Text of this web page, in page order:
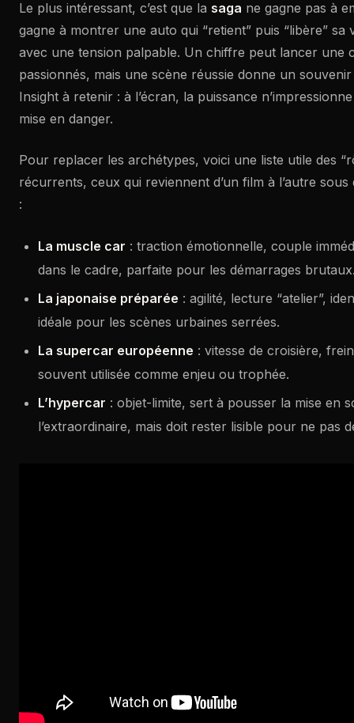
Le plus intéressant, c’est que la saga ne gagne pas à
gagne à montrer une auto qui “retient” puis “libère” sa
avec une tension palpable. Un chiffre peut lancer une
passionnés, mais une scène réussie donne un
Insight à retenir : à l’écran, la puissance
mise en danger.
Pour replacer les archétypes, voici une liste utile des
récurrents, ceux qui reviennent d’un film à l’autre
:
La muscle car : traction émotionnelle, couple
dans le cadre, parfaite pour les démarrages
La japonaise préparée : agilité, lecture “atelier”,
idéale pour les scènes urbaines serrées.
La supercar européenne : vitesse de croisière,
souvent utilisée comme enjeu ou trophée.
L’hypercar : objet-limite, sert à pousser la mise en
l’extraordinaire, mais doit rester lisible pour ne pas